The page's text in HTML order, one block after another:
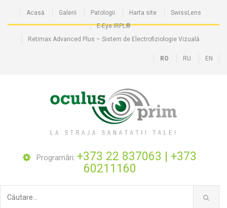
Acasă Galerii Patologii Harta site
SwissLens
E-Eye IRPL®
Retimax Advanced Plus – Sistem de Electrofiziologie Vizuală
RO RU EN
Programări: +373 22 837063 | +373
60211160